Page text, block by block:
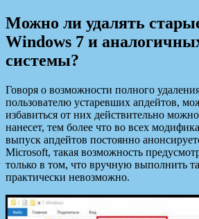
Можно ли удалять
Windows 7 и
системы?
Говоря о возможности полного
пользователю устаревших апдейтов,
избавиться от них действительно
нанесет, тем более что во всех
выпуск апдейтов постоянно
Microsoft, такая возможность
только в том, что вручную выполнить
практически невозможно.